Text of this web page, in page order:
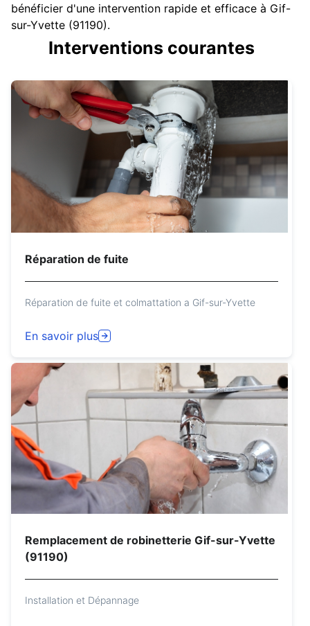
bénéficier d'une intervention rapide et efficace à Gif-
sur-Yvette (91190).
Interventions courantes
Réparation de fuite
Réparation de fuite et colmattation a Gif-sur-Yvette
En savoir plus
Remplacement de robinetterie Gif-sur-Yvette
(91190)
Installation et Dépannage